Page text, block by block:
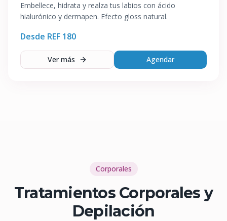
Embellece, hidrata y realza tus labios con ácido
hialurónico y dermapen. Efecto gloss natural.
Desde REF 180
Ver más Agendar
Corporales
Tratamientos Corporales y
Depilación